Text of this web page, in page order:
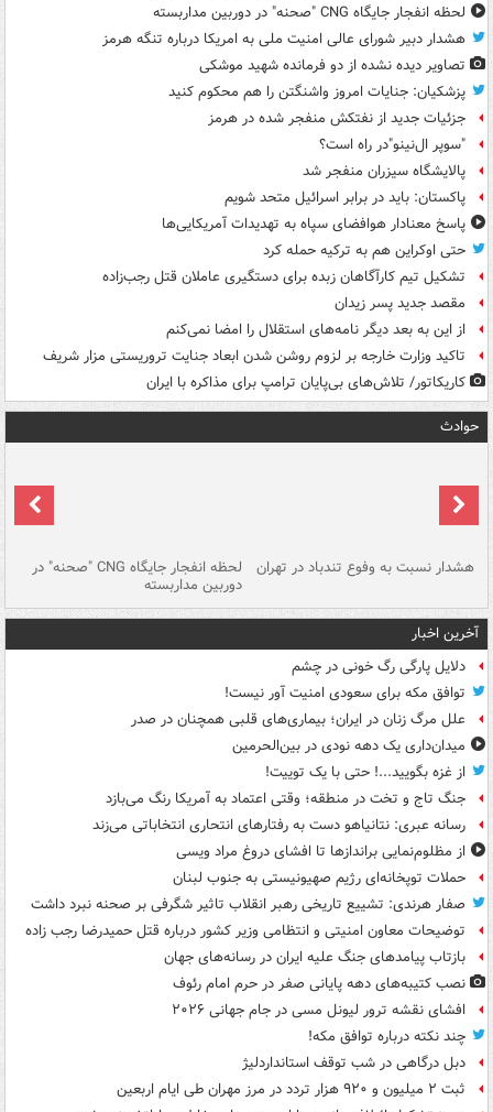
لحظه انفجار جایگاه CNG "صحنه" در دوربین مداربسته
هشدار دبیر شورای عالی امنیت ملی به امریکا درباره تنگه هرمز
تصاویر دیده‌ نشده از دو فرمانده شهید موشکی
پزشکیان: جنایات امروز واشنگتن را هم محکوم کنید
جزئیات جدید از نفتکش منفجر شده در هرمز
"سوپر ال‌نینو"در راه است؟
پالایشگاه سیزران منفجر شد
پاکستان: باید در برابر اسرائیل متحد شویم
پاسخ معنادار هوافضای سپاه به تهدیدات آمریکایی‌ها
حتی اوکراین هم به ترکیه حمله کرد
تشکیل تیم کارآگاهان زبده برای دستگیری عاملان قتل رجب‌زاده
مقصد جدید پسر زیدان
از این به بعد دیگر نامه‌های استقلال را امضا نمی‌کنم
تاکید وزارت خارجه بر لزوم روشن شدن ابعاد جنایت تروریستی مزار شریف
کاریکاتور/ تلاش‌های بی‌پایان ترامپ برای مذاکره با ایران
حوادث
هشدار نسبت به وفوع تندباد در تهران لحظه انفجار جایگاه CNG "صحنه" در
دوربین مداربسته
آخرین اخبار
دلایل پارگی رگ خونی در چشم
توافق مکه برای سعودی امنیت آور نیست!
علل مرگ زنان در ایران؛ بیماری‌های قلبی همچنان در صدر
میدان‌داری یک دهه نودی در بین‌الحرمین
از غزه بگویید...! حتی با یک توییت!
جنگ تاج و تخت در منطقه؛ وقتی اعتماد به آمریکا رنگ می‌بازد
رسانه عبری: نتانیاهو دست به رفتارهای انتحاری انتخاباتی می‌زند
از مظلوم‌نمایی براندازها تا افشای دروغ مراد ویسی
حملات توپخانه‌ای رژیم صهیونیستی به جنوب لبنان
صفار هرندی: تشییع تاریخی رهبر انقلاب تاثیر شگرفی بر صحنه نبرد داشت
توضیحات معاون امنیتی و انتظامی وزیر کشور درباره قتل حمیدرضا رجب زاده
بازتاب پیامدهای جنگ علیه ایران در رسانه‌های جهان
نصب کتیبه‌های دهه پایانی صفر در حرم امام رئوف
افشای نقشه ترور لیونل مسی در جام جهانی ۲۰۲۶
چند نکته درباره توافق مکه!
دبل درگاهی در شب توقف استانداردلیژ
ثبت ۲ میلیون و ۹۲۰ هزار تردد در مرز مهران طی ایام اربعین